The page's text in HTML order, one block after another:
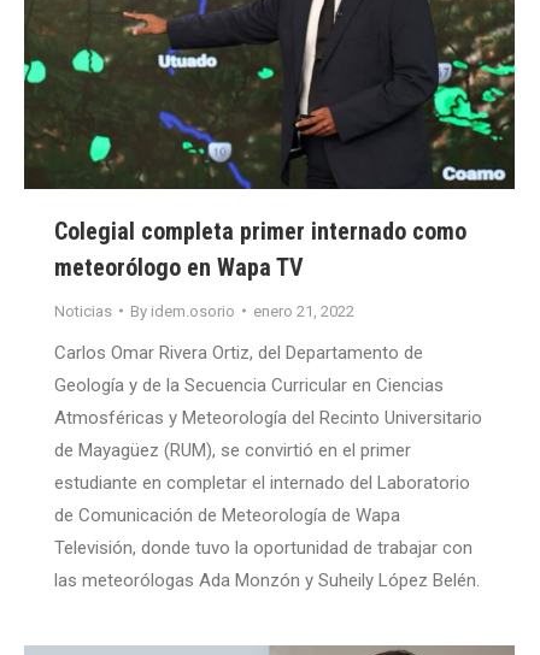
Colegial completa primer internado como
meteorólogo en Wapa TV
Noticias By idem.osorio enero 21, 2022
Carlos Omar Rivera Ortiz, del Departamento de
Geología y de la Secuencia Curricular en Ciencias
Atmosféricas y Meteorología del Recinto Universitario
de Mayagüez (RUM), se convirtió en el primer
estudiante en completar el internado del Laboratorio
de Comunicación de Meteorología de Wapa
Televisión, donde tuvo la oportunidad de trabajar con
las meteorólogas Ada Monzón y Suheily López Belén.